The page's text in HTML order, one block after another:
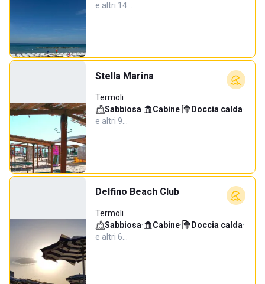
e altri 14…
Stella Marina
Termoli
Sabbiosa· Cabine· Doccia calda·
e altri 9…
Delfino Beach Club
Termoli
Sabbiosa· Cabine· Doccia calda·
e altri 6…